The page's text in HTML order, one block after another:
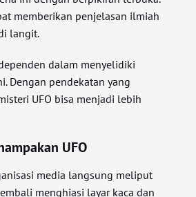
memberikan penjelasan ilmiah
langit.
dalam menyelidiki
Dengan pendekatan yang
UFO bisa menjadi lebih
UFO
media langsung meliput
menghiasi layar kaca dan